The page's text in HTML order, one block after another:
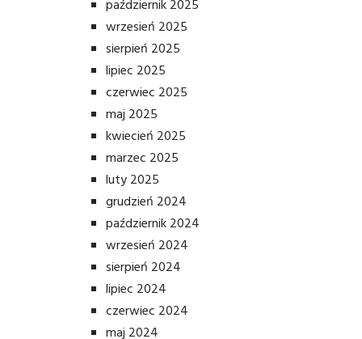
październik 2025
wrzesień 2025
sierpień 2025
lipiec 2025
czerwiec 2025
maj 2025
kwiecień 2025
marzec 2025
luty 2025
grudzień 2024
październik 2024
wrzesień 2024
sierpień 2024
lipiec 2024
czerwiec 2024
maj 2024